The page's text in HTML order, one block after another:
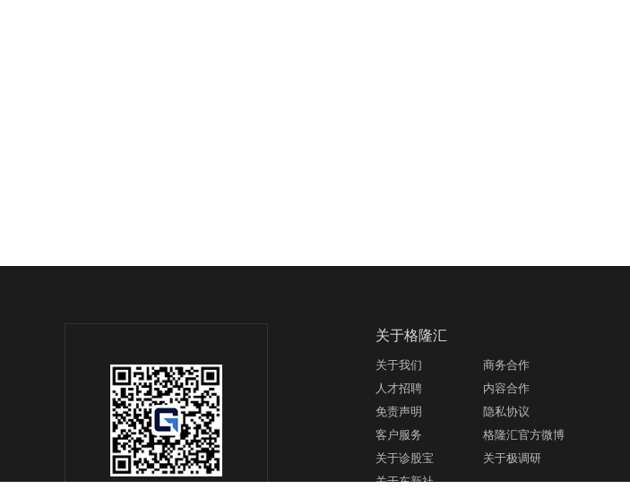
关于格隆汇
关于我们
商务合作
人才招聘
内容合作
免责声明
隐私协议
客户服务
格隆汇官方微博
关于诊股宝
关于极调研
关于东新社